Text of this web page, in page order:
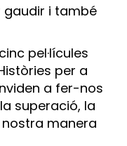
gaudir i també
pel·lícules
per a
a fer-nos
superació, la
manera